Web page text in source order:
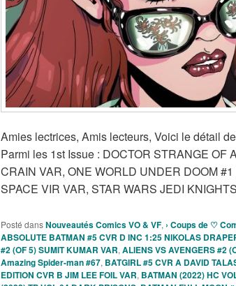
Amies lectrices, Amis lecteurs, Voici le détail
Parmi les 1st Issue : DOCTOR STRANGE OF
CRAIN VAR, ONE WORLD UNDER DOOM
SPACE VIR VAR, STAR WARS JEDI KNIGHTS
Posté dansNouveautés Comics VO & VF, › Coups de ♡
ABSOLUTE BATMAN #5 CVR D INC 1:25 NIKOLAS
#2 (OF 5) SUMIT KUMAR VAR, ALIENS VS AVENGERS #2
Amazing Spider-man #67, BATGIRL #5 CVR A DAVID
EDITION CVR B JIM LEE FOIL VAR, BATMAN (2022) HC